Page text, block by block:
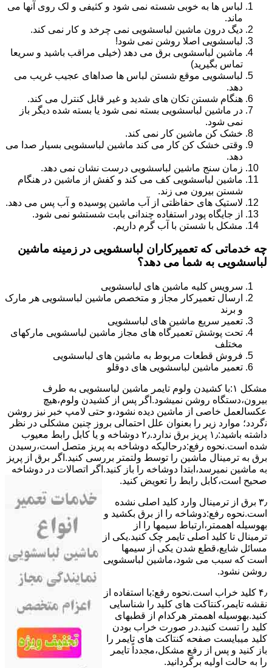
لباس ها به خوبی شسته نمی شود و کثیفی و لک روی آنها می
ماند.
دیگ درون ماشین لباسشویی نمی چرخد و کار نمی کند.
لباسشویی اصلا روشن نمی شود!
ماشین لباسشویی برق می دهد (خیلی مراقب باشید و سریعا
تماس بگیرید)
لباسشویی موقع شستن لباس ها صداهای عجیب غریب می
دهد.
هنگام شستن تکان های شدید و غیر قابل کنترل می کند.
در ماشین لباسشویی بسته نمی شود یا بسته شده دیگر باز
نمی شود.
خشک کن ماشین کار نمی کند.
وقتی خشک کن کار می کند ماشین لباسشویی بسیار صدا می
دهد.
زمان سنج ماشین لباسشویی درست نشان نمی دهد.
ماشین لباسشویی کف می کند و کفش از ماشین در هنگام
شستن بیرون می زند.
لاستیک های حفاظتی از آب ماشین پوسیده و آب پس می دهد.
از جایگاه پودر استفاده چندانی بابت شستشو نمی شود.
مشکل با شستن با آب گرم داریم.
چه خدماتی که تعمیرکاران لباسشویی در زمینه ماشین
لباسشویی به شما می دهد؟
سرویس کلیه ماشین های لباسشویی
ارسال تعمیرکار مجاز و متخصص ماشین لباسشویی هر مارک
و برند
تعمیر سریع ماشین های لباسشویی
تحت پوشش تعمیرگاه های مجاز ماشین لباسشویی مارکهای
مختلف
فروش قطعات مربوط به ماشین های لباسشویی
تعمیر ماشین لباسشویی های دوقلو
مشکل ۱:ﺑﺎ ﮐﺸﯿﺪن وﻟﻮم ﺗﺎﯾﻤﺮ ماشین لباسشویی به طرف
ﺑﯿﺮون،دستگاه روﺷﻦ نمیشود.اﮔﺮ ﭘﺲ از ﮐﺸﯿﺪن وﻟﻮم،ﻫﯿﭻ
عکسالعمل ﺧﺎﺻﯽ از ﻣﺎﺷﯿﻦ دﯾﺪه نشود،و حتی ﻻﻣﭗ ﺧﺒﺮ ﻧﯿﺰ روﺷﻦ
ﻧگردد؛ موارد زیر را بعنوان ﻋﻠﻞ احتمالی بروز چنین مشکلی در نظر
داشته باشید:۱٫ ﭘﺮﯾﺰ ﺑﺮق ﻧﺪارد.۲٫ دوﺷﺎﺧﻪ و ﯾﺎ ﮐﺎﺑﻞ راﺑﻂ ﻣﻌﯿﻮب
ﺷﺪه است.نحوه رفع:درحالیکه دوﺷﺎﺧﻪ ﺑﻪ ﭘﺮﯾﺰ ﻣﺘﺼﻞ اﺳﺖ،رﺳﯿﺪن
ﺑﺮق ﺑﻪ ﺗﺮﻣﯿﻨﺎل ﻣﺎﺷﯿﻦ را ﺗﻮﺳﻂ ولتمتر بررسی ﮐﻨﯿﺪ.اﮔﺮ ﺑﺮق از ﭘﺮﯾﺰ
ﺑﻪ ﻣﺎﺷﯿﻦ نمیرسد،اﺑﺘﺪا دوشاخه را باز کنید.اﮔﺮ اﺗﺼﺎﻻت در دوشاخه
ﺻﺤﯿﺢ اﺳﺖ،ﮐﺎﺑﻞ راﺑﻂ را ﺗﻌﻮﯾﺾ کنید.
۳٫ ﺑﺮق از ﺗﺮﻣﯿﻨﺎل وارد ﮐﻠﯿﺪ اﺻﻠﯽ ﻧﺸﺪه
است.نحوه رﻓﻊ:دوشاخه را از ﺑﺮق بکشید و
بهوسیله اهممتر،ارﺗﺒﺎط سیمها را از
ﺗﺮﻣﯿﻨﺎل ﺗﺎ ﮐﻠﯿﺪ اﺻﻠﯽ ﺗﺎﯾﻤﺮ چک کنید.یکی از
مسائل شایع،ﻗﻄﻊ شدن ﯾﮑﯽ از سیمها
است که سبب می شود،ﻣﺎﺷﯿﻦ لباسشویی
روﺷﻦ نشود.
۴٫ ﮐﻠﯿﺪ ﺧﺮاب اﺳﺖ.نحوه رفع:ﺑﺎ اﺳﺘﻔﺎده از
ﻧﻘﺸﻪ ﺗﺎﯾﻤﺮ،ﮐﻨﺘﺎﮐﺖ ﻫﺎی ﮐﻠﯿﺪ را ﺷﻨﺎﺳﺎﯾﯽ
کنید.بهوسیله اهممتر هرکدام از قطبهای
ﮐﻠﯿﺪ را ﺗﺴﺖ ﮐﻨﯿﺪ.در ﺻﻮرت ﺧﺮاب ﺑﻮدن
ﮐﻠﯿﺪ میبایست ﺻﻔﺤﻪ ﮐﻨﺘﺎﮐﺖ ﻫﺎی ﺗﺎﯾﻤﺮ را
باز کنید و ﭘﺲ از رﻓﻊ مشکل،مجدداً ﺗﺎﯾﻤﺮ
را به حالت اوﻟﯿﻪ برگردانید.